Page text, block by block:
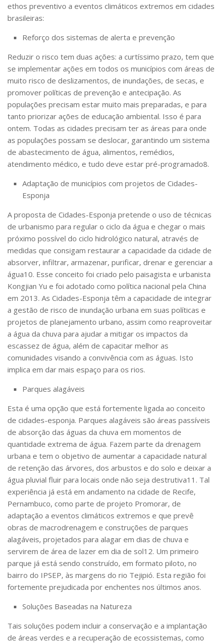
ethos preventivo a eventos climáticos extremos em cidades
brasileiras:
Reforço dos sistemas de alerta e prevenção
Reduzir o risco tem duas ações: a curtíssimo prazo, tem que
se implementar ações em todos os municípios com áreas de
muito risco de deslizamentos, de inundações, de secas, e
promover políticas de prevenção e antecipação. As
populações precisam estar muito mais preparadas, e para
tanto priorizar ações de educação ambiental. Isso é para
ontem. Todas as cidades precisam ter as áreas para onde
as populações possam se deslocar, garantindo um sistema
de abastecimento de água, alimentos, remédios,
atendimento médico, e tudo deve estar pré-programado8.
Adaptação de municípios com projetos de Cidades-
Esponja
A proposta de Cidades-Esponja pretende o uso de técnicas
de urbanismo para regular o ciclo da água e chegar o mais
próximo possível do ciclo hidrológico natural, através de
medidas que consigam restaurar a capacidade da cidade de
absorver, infiltrar, armazenar, purificar, drenar e gerenciar a
água10. Esse conceito foi criado pelo paisagista e urbanista
Kongjian Yu e foi adotado como política nacional pela China
em 2013. As Cidades-Esponja têm a capacidade de integrar
a gestão de risco de inundação urbana em suas políticas e
projetos de planejamento urbano, assim como reaproveitar
a água da chuva para ajudar a mitigar os impactos da
escassez de água, além de capacitar melhor as
comunidades visando a convivência com as águas. Isto
implica em dar mais espaço para os rios.
Parques alagáveis
Esta é uma opção que está fortemente ligada ao conceito
de cidades-esponja. Parques alagáveis são áreas passíveis
de absorção das águas da chuva em momentos de
quantidade extrema de água. Fazem parte da drenagem
urbana e tem o objetivo de aumentar a capacidade natural
de retenção das árvores, dos arbustos e do solo e deixar a
água pluvial fluir para locais onde não seja destrutiva11 . Tal
experiência já está em andamento na cidade de Recife,
Pernambuco, como parte de projeto Promorar, de
adaptação a eventos climáticos extremos e que prevê
obras de macrodrenagem e construções de parques
alagáveis, projetados para alagar em dias de chuva e
servirem de área de lazer em dia de sol12. Um primeiro
parque já está sendo construído, em formato piloto, no
bairro do IPSEP, às margens do rio Tejipió. Esta região foi
fortemente prejudicada por enchentes nos últimos anos.
Soluções Baseadas na Natureza
Tais soluções podem incluir a conservação e a implantação
de áreas verdes e a recuperação de ecossistemas, como